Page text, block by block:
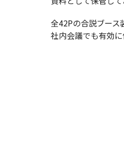
全42Pの合説ブース
社内会議でも有効に